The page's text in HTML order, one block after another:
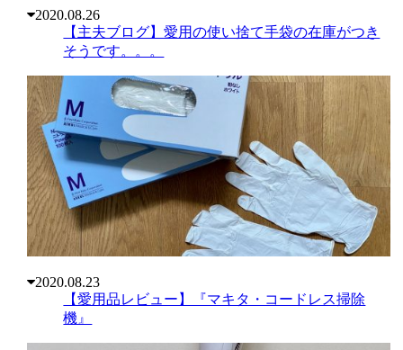
2020.08.26
【主夫ブログ】愛用の使い捨て手袋の在庫がつき
そうです。。。
2020.08.23
【愛用品レビュー】『マキタ・コードレス掃除
機』